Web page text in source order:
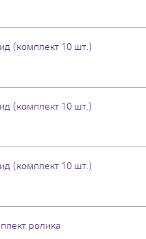
(комплект 10 шт.)
(комплект 10 шт.)
(комплект 10 шт.)
ролика